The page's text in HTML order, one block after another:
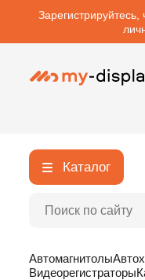
Зарегистрируйтесь,
Каталог
Автомагнитолы
Видеорегистраторы